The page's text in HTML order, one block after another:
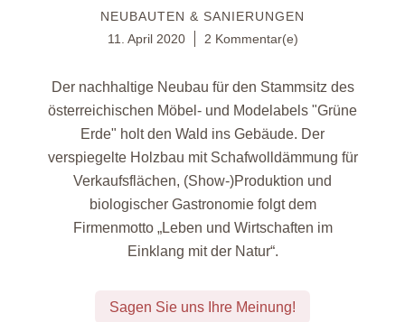
NEUBAUTEN & SANIERUNGEN
11. April 2020
2 Kommentar(e)
Der nachhaltige Neubau für den Stammsitz des
österreichischen Möbel- und Modelabels "Grüne
Erde" holt den Wald ins Gebäude. Der
verspiegelte Holzbau mit Schafwolldämmung für
Verkaufsflächen, (Show-)Produktion und
biologischer Gastronomie folgt dem
Firmenmotto „Leben und Wirtschaften im
Einklang mit der Natur“.
Sagen Sie uns Ihre Meinung!